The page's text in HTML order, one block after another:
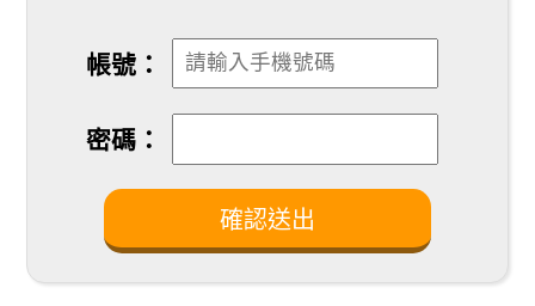
帳號：
密碼：